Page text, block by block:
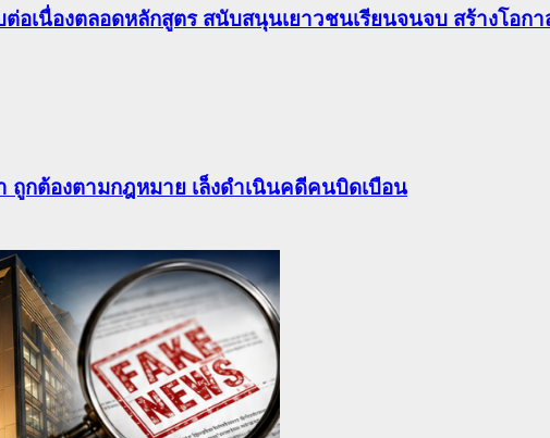
เนื่องตลอดหลักสูตร สนับสนุนเยาวชนเรียนจนจบ สร้างโอกา
ถูกต้องตามกฎหมาย เล็งดำเนินคดีคนบิดเบือน